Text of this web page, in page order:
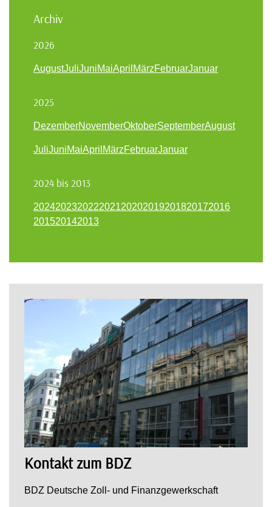
Archiv
2026
AugustJuliJuniMaiApril MärzFebruarJanuar
2025
DezemberNovemberOktoberSeptemberAugust
JuliJuniMaiApril MärzFebruarJanuar
2024 bis 2013
202420232022202120202019201820172016
201520142013
Kontakt zum BDZ
BDZ Deutsche Zoll- und Finanzgewerkschaft